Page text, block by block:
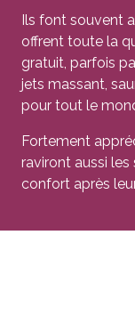
Ils font souvent
offrent toute la
gratuit, parfois
jets massant,
pour tout le
Fortement
raviront aussi
confort après